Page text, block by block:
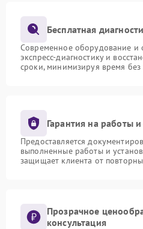
Бесплатная
Современное оборудование и
экспресс-диагностику и
сроки, минимизируя время без
Гарантия на работы и
Предоставляется
выполненные работы и
защищает клиента от
Прозрачное
консультация